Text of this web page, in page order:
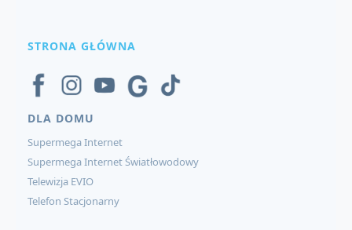
STRONA GŁÓWNA
DLA DOMU
Supermega Internet
Supermega Internet Światłowodowy
Telewizja EVIO
Telefon Stacjonarny